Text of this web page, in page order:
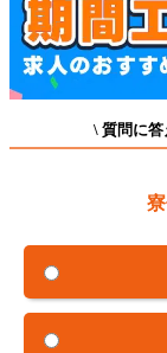
\ 質問に答